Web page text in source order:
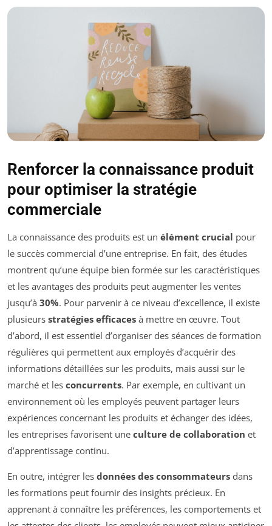
Renforcer la connaissance produit
pour optimiser la stratégie
commerciale
La connaissance des produits est un élément crucial pour
le succès commercial d’une entreprise. En fait, des études
montrent qu’une équipe bien formée sur les caractéristiques
et les avantages des produits peut augmenter les ventes
jusqu’à 30%. Pour parvenir à ce niveau d’excellence, il existe
plusieurs stratégies efficaces à mettre en œuvre. Tout
d’abord, il est essentiel d’organiser des séances de formation
régulières qui permettent aux employés d’acquérir des
informations détaillées sur les produits, mais aussi sur le
marché et les concurrents. Par exemple, en cultivant un
environnement où les employés peuvent partager leurs
expériences concernant les produits et échanger des idées,
les entreprises favorisent une culture de collaboration et
d’apprentissage continu.
En outre, intégrer les données des consommateurs dans
les formations peut fournir des insights précieux. En
apprenant à connaître les préférences, les comportements et